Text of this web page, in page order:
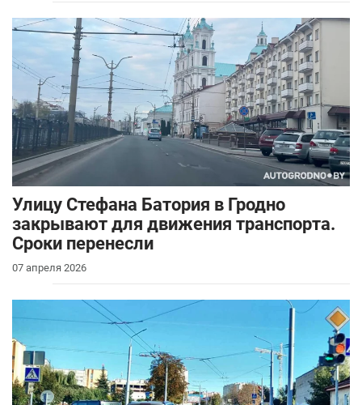
Улицу Стефана Батория в Гродно
закрывают для движения транспорта.
Сроки перенесли
07 апреля 2026